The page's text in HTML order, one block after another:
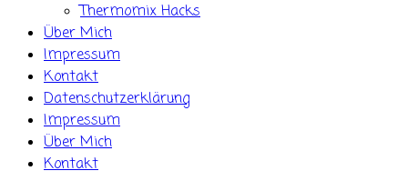
Thermomix Hacks
Über Mich
Impressum
Kontakt
Datenschutzerklärung
Impressum
Über Mich
Kontakt